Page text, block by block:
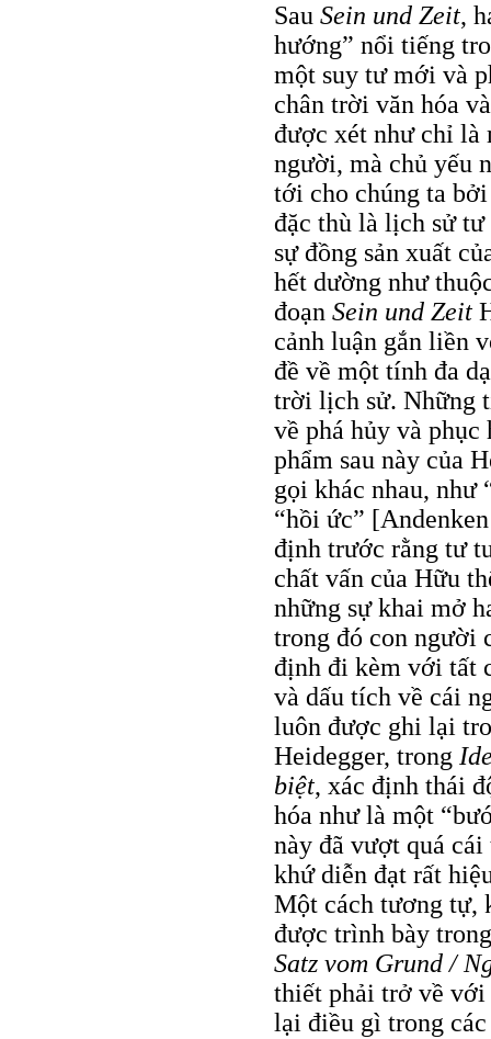
Sau Sein und Zeit,
hướng” nổi tiếng
một suy tư mới và
chân trời văn hóa
được xét như chỉ là
người, mà chủ yếu
tới cho chúng ta
đặc thù là lịch sử
sự đồng sản xuất
hết dường như
đoạn Sein und Zeit
cảnh luận gắn liền
đề về một tính đa
trời lịch sử. Những
về phá hủy và
phẩm sau này của
gọi khác nhau, như
“hồi ức”
định trước rằng tư
chất vấn của Hữu
những sự khai mở
trong đó con người
định đi kèm với tất
và dấu tích về cái
luôn được ghi lại
Heidegger, trong
biệt, xác định thái
hóa như là một
này đã vượt quá
khứ diễn đạt rất
Một cách tương tự,
được trình bày
Satz vom Grund /
thiết phải trở về với
lại điều gì trong